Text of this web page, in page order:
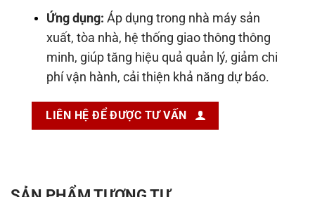
Ứng dụng: Áp dụng trong nhà máy sản
xuất, tòa nhà, hệ thống giao thông thông
minh, giúp tăng hiệu quả quản lý, giảm chi
phí vận hành, cải thiện khả năng dự báo.
LIÊN HỆ ĐỂ ĐƯỢC TƯ VẤN